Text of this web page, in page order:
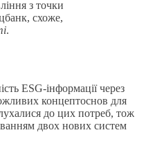
з точки
схоже,
.
ESG-інформації через
концептоснов для
до цих потреб, тож
двох нових систем